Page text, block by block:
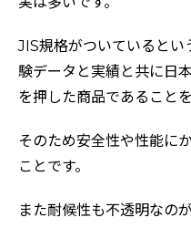
JIS規格がついているとい
験データと実績と共に日
を押した商品であることを
そのため安全性や性能に
ことです。
また耐候性も不透明なのが